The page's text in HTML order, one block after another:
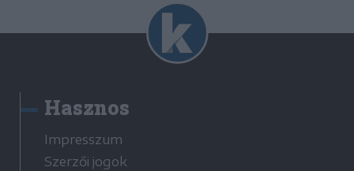
Hasznos
Impresszum
Szerzői jogok